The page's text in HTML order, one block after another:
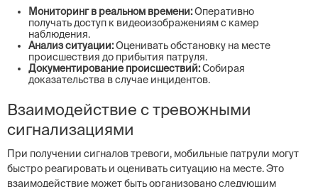
Мониторинг в реальном времени:Оперативно
получать доступ к видеоизображениям с камер
наблюдения.
Анализ ситуации:Оценивать обстановку на месте
происшествия до прибытия патруля.
Документирование происшествий:Собирая
доказательства в случае инцидентов.
Взаимодействие с тревожными
сигнализациями
При получении сигналов тревоги, мобильные патрули могут
быстро реагировать и оценивать ситуацию на месте. Это
взаимодействие может быть организовано следующим